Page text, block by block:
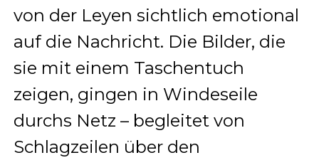
von der Leyen sichtlich emotional
auf die Nachricht. Die Bilder, die
sie mit einem Taschentuch
zeigen, gingen in Windeseile
durchs Netz – begleitet von
Schlagzeilen über den